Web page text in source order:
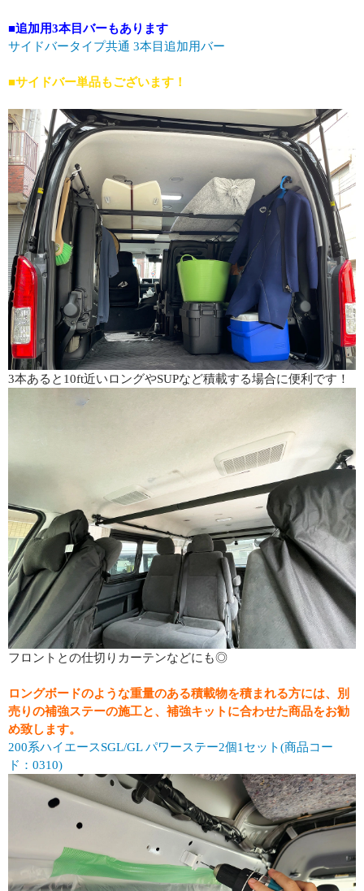
■追加用3本目バーもあります
サイドバータイプ共通 3本目追加用バー
■サイドバー単品もございます！
3本あると10ft近いロングやSUPなど積載する場合に便利です！
フロントとの仕切りカーテンなどにも◎
ロングボードのような重量のある積載物を積まれる方には、別
売りの補強ステーの施工と、補強キットに合わせた商品をお勧
め致します。
200系ハイエースSGL/GL パワーステー2個1セット(商品コー
ド：0310)